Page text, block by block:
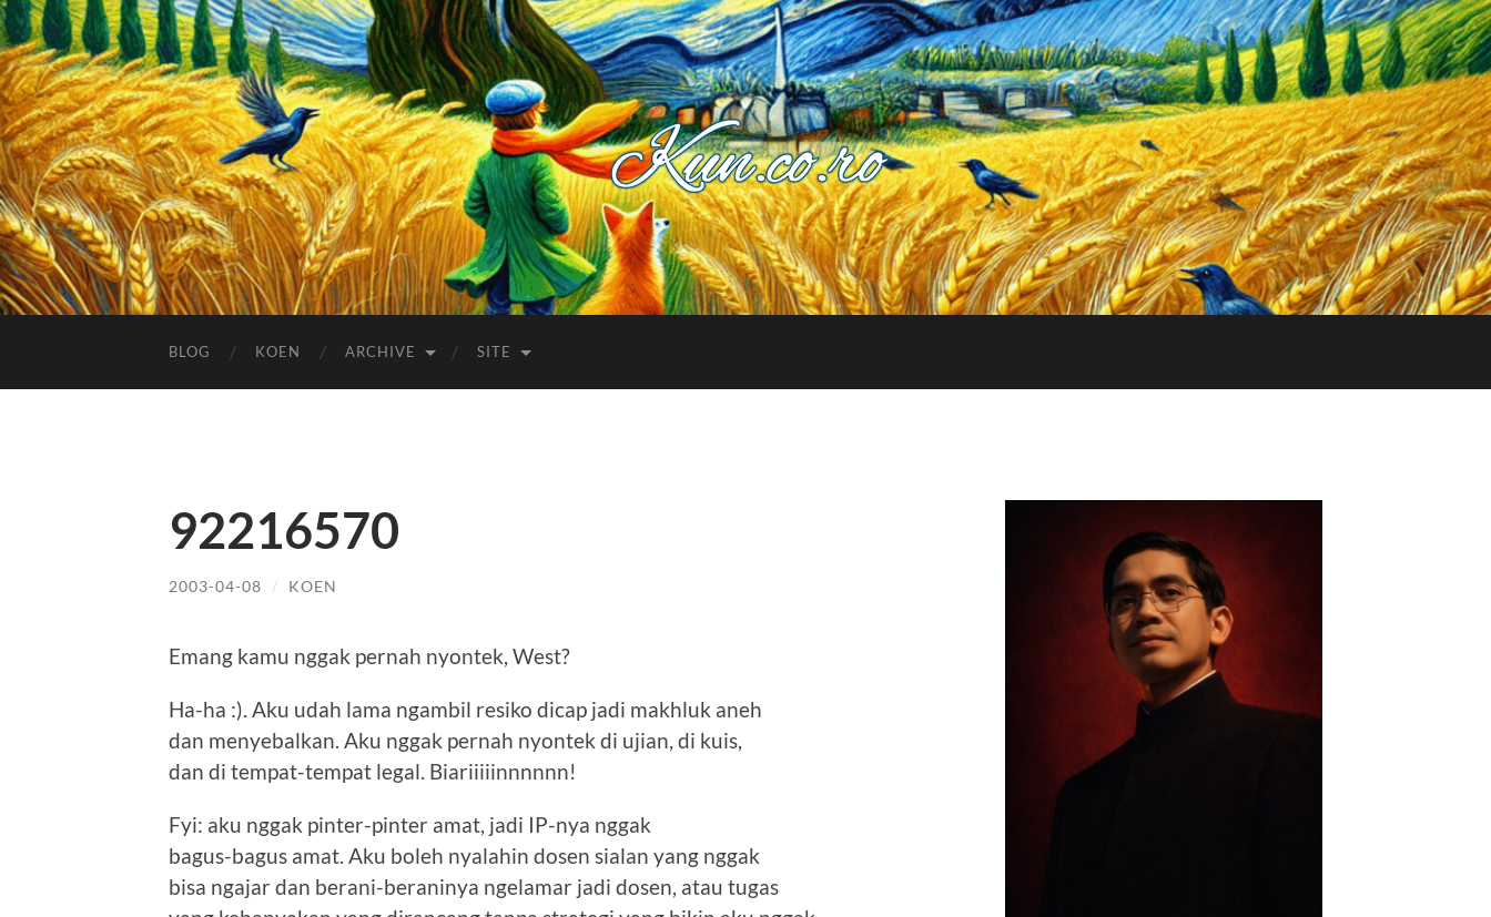
Kuncoro++
BLOG KOEN ARCHIVE SITE
92216570
2003-04-08 / KOEN
Emang kamu nggak pernah nyontek, West?
Ha-ha :). Aku udah lama ngambil resiko dicap jadi makhluk aneh
dan menyebalkan. Aku nggak pernah nyontek di ujian, di kuis,
dan di tempat-tempat legal. Biariiiiinnnnnn!
Fyi: aku nggak pinter-pinter amat, jadi IP-nya nggak
bagus-bagus amat. Aku boleh nyalahin dosen sialan yang nggak
bisa ngajar dan berani-beraninya ngelamar jadi dosen, atau tugas